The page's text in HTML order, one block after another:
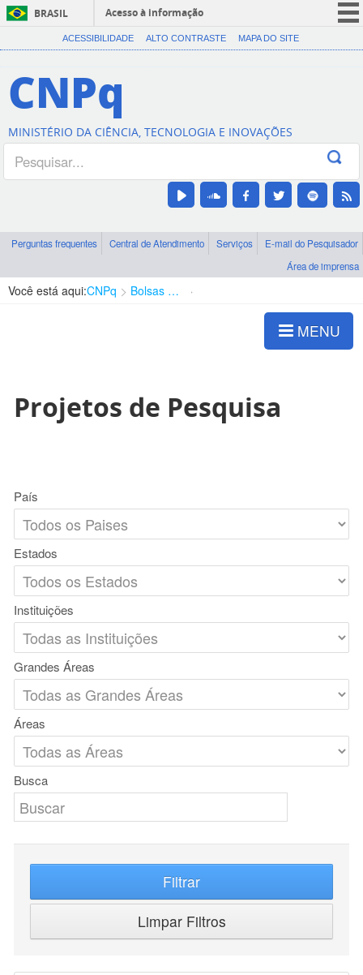
BRASIL
Acesso à informação
CORONAVÍRUS (COVID-19)
Canais
ACESSIBILIDADE ALTO CONTRASTE MAPA DO SITE
CNPq
MINISTÉRIO DA CIÊNCIA, TECNOLOGIA E INOVAÇÕES
Perguntas frequentes Central de Atendimento Serviços
E-mail do Pesquisador
Área de imprensa
Você está aqui:CNPq Bolsas e Auxílios Vigentes
MENU
Projetos de Pesquisa
País
Estados
Instituições
Grandes Áreas
Áreas
Busca
Filtrar
Limpar Filtros